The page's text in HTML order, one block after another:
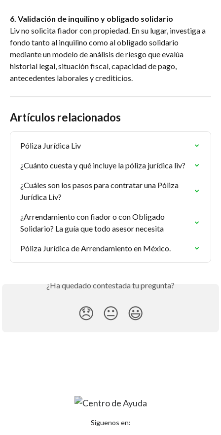
6. Validación de inquilino y obligado solidario
Liv no solicita fiador con propiedad. En su lugar, investiga a
fondo tanto al inquilino como al obligado solidario
mediante un modelo de análisis de riesgo que evalúa
historial legal, situación fiscal, capacidad de pago,
antecedentes laborales y crediticios.
Artículos relacionados
Póliza Jurídica Liv
¿Cuánto cuesta y qué incluye la póliza jurídica liv?
¿Cuáles son los pasos para contratar una Póliza
Jurídica Liv?
¿Arrendamiento con fiador o con Obligado
Solidario? La guía que todo asesor necesita
Póliza Jurídica de Arrendamiento en México.
¿Ha quedado contestada tu pregunta?
😞 😐 😃
Siguenos en: